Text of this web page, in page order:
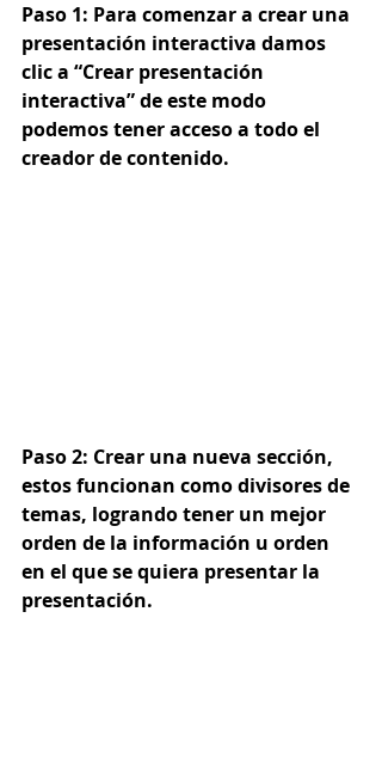
Paso 1: Para comenzar a crear una
presentación interactiva damos
clic a “Crear presentación
interactiva” de este modo
podemos tener acceso a todo el
creador de contenido.
Paso 2: Crear una nueva sección,
estos funcionan como divisores de
temas, logrando tener un mejor
orden de la información u orden
en el que se quiera presentar la
presentación.